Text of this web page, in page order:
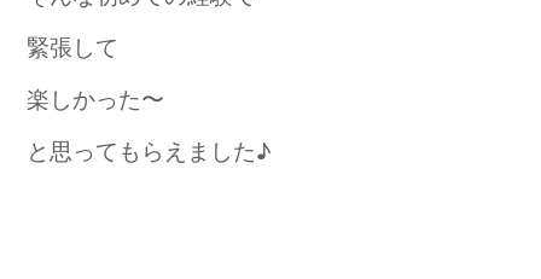
緊張して
楽しかった〜
と思ってもらえました♪